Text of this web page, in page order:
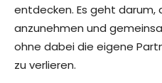
entdecken. Es geht darum,
anzunehmen und
ohne dabei die eigene
zu verlieren.